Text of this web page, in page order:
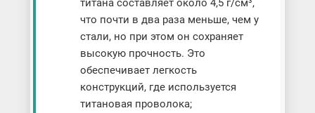
титана составляет около 4,5 г/см³,
что почти в два раза меньше, чем у
стали, но при этом он сохраняет
высокую прочность. Это
обеспечивает легкость
конструкций, где используется
титановая проволока;